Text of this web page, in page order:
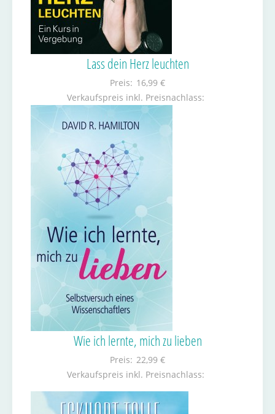
Lass dein Herz leuchten
Preis: 16,99 €
Verkaufspreis inkl. Preisnachlass:
Wie ich lernte, mich zu lieben
Preis: 22,99 €
Verkaufspreis inkl. Preisnachlass: